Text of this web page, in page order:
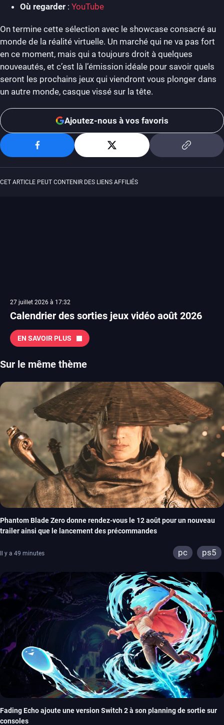
Où regarder : YouTube
On termine cette sélection avec le showcase consacré au
monde de la réalité virtuelle. Un marché qui ne va pas fort
en ce moment, mais qui a toujours droit à quelques
nouveautés, et c’est là l’émission idéale pour savoir quels
seront les prochains jeux qui viendront vous plonger dans
un autre monde, casque vissé sur la tête.
Ajoutez-nous à vos favoris
CET ARTICLE PEUT CONTENIR DES LIENS AFFILIÉS
27 juillet 2026 à 17:32
Calendrier des sorties jeux vidéo août 2026
EN SAVOIR PLUS
Sur le même thème
Phantom Blade Zero donne rendez-vous le 12 août pour un nouveau
trailer ainsi que le lancement des précommandes
Il y a 49 minutes pc ps5
Fading Echo ajoute une version Switch 2 à son planning de sortie sur
consoles